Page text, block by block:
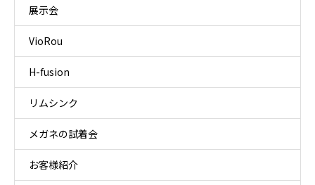
展示会
VioRou
H-fusion
リムシンク
メガネの試着会
お客様紹介